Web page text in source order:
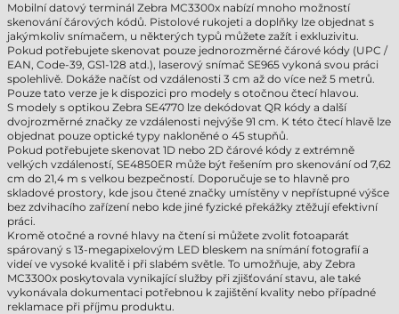
Mobilní datový terminál Zebra MC3300x nabízí mnoho možností
skenování čárových kódů. Pistolové rukojeti a doplňky lze objednat s
jakýmkoliv snímačem, u některých typů můžete zažít i exkluzivitu.
Pokud potřebujete skenovat pouze jednorozměrné čárové kódy (UPC /
EAN, Code-39, GS1-128 atd.), laserový snímač SE965 vykoná svou práci
spolehlivě. Dokáže načíst od vzdálenosti 3 cm až do více než 5 metrů.
Pouze tato verze je k dispozici pro modely s otočnou čtecí hlavou.
S modely s optikou Zebra SE4770 lze dekódovat QR kódy a další
dvojrozměrné značky ze vzdálenosti nejvýše 91 cm. K této čtecí hlavě lze
objednat pouze optické typy nakloněné o 45 stupňů.
Pokud potřebujete skenovat 1D nebo 2D čárové kódy z extrémně
velkých vzdáleností, SE4850ER může být řešením pro skenování od 7,62
cm do 21,4 m s velkou bezpečností. Doporučuje se to hlavně pro
skladové prostory, kde jsou čtené značky umístěny v nepřístupné výšce
bez zdvihacího zařízení nebo kde jiné fyzické překážky ztěžují efektivní
práci.
Kromě otočné a rovné hlavy na čtení si můžete zvolit fotoaparát
spárovaný s 13-megapixelovým LED bleskem na snímání fotografií a
videí ve vysoké kvalitě i při slabém světle. To umožňuje, aby Zebra
MC3300x poskytovala vynikající služby při zjišťování stavu, ale také
vykonávala dokumentaci potřebnou k zajištění kvality nebo případné
reklamace při příjmu produktu.